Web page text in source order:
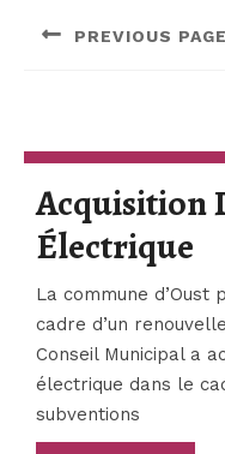
de
PREVIOUS PAGE
Acquisition
Électrique
La commune d’Oust
cadre d’un
Conseil Municipal a
électrique dans le
subventions